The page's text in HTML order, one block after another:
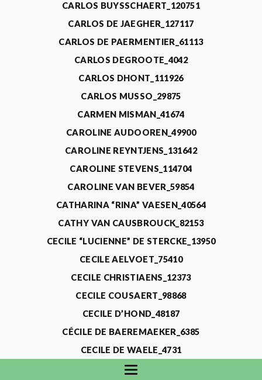
CARLOS BUYSSCHAERT_120751
CARLOS DE JAEGHER_127117
CARLOS DE PAERMENTIER_61113
CARLOS DEGROOTE_4042
CARLOS DHONT_111926
CARLOS MUSSO_29875
CARMEN MISMAN_41674
CAROLINE AUDOOREN_49900
CAROLINE REYNTJENS_131642
CAROLINE STEVENS_114704
CAROLINE VAN BEVER_59854
CATHARINA “RINA” VAESEN_40564
CATHY VAN CAUSBROUCK_82153
CECILE “LUCIENNE” DE STERCKE_13950
CECILE AELVOET_75410
CECILE CHRISTIAENS_12373
CECILE COUSAERT_98868
CECILE D’HOND_48187
CÉCILE DE BAEREMAEKER_6385
CECILE DE WAELE_4731
CECILE DEVOS_115318